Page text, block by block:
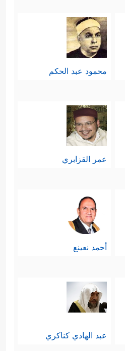
محمود عبد الحكم
عمر القزابري
أحمد نعينع
عبد الهادي كناكري